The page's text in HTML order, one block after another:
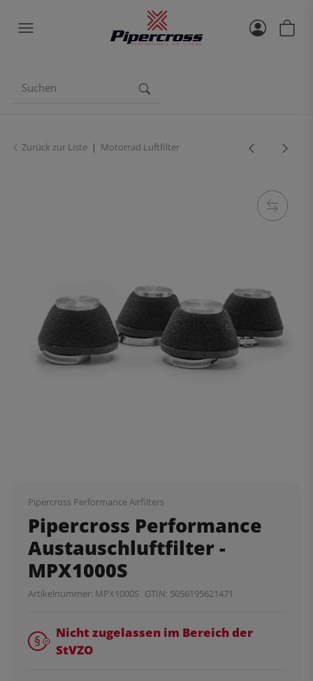
Zurück zur Liste Motorrad Luftfilter
Pipercross Performance Airfilters
Pipercross Performance
Austauschluftfilter -
MPX1000S
Artikelnummer: MPX1000S GTIN: 5056195621471
Nicht zugelassen im Bereich der
StVZO